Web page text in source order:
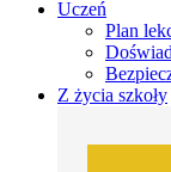
Uczeń
Plan
Z życia szkoły